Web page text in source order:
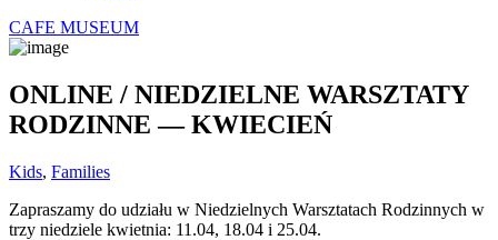
CAFE MUSEUM
ONLINE / NIEDZIELNE WARSZTATY
RODZINNE — KWIECIEŃ
Kids, Families
Zapraszamy do udziału w Niedzielnych Warsztatach Rodzinnych w
trzy niedziele kwietnia: 11.04, 18.04 i 25.04.